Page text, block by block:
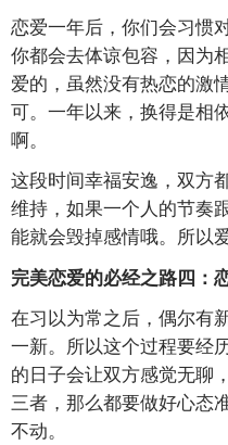
恋爱一年后，你们会习惯
你都会去体谅包容，因为
爱的，虽然没有热恋的激
可。一年以来，换得是相
啊。
这段时间幸福安逸，双方
维持，如果一个人的节奏
能就会毁掉感情哦。所以
完美恋爱的必经之路四：
在习以为常之后，偶尔有
一新。所以这个过程要经
的日子会让双方感觉无聊
三者，那么都要做好心态
不动。